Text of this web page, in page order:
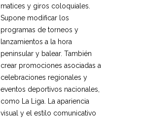
matices y giros coloquiales.
Supone modificar los
programas de torneos y
lanzamientos a la hora
peninsular y balear. También
crear promociones asociadas a
celebraciones regionales y
eventos deportivos nacionales,
como La Liga. La apariencia
visual y el estilo comunicativo